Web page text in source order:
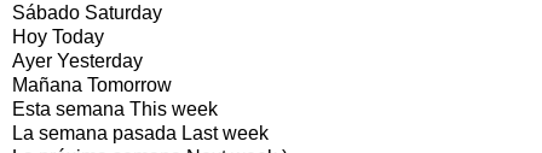
Sábado Saturday
Hoy Today
Ayer Yesterday
Mañana Tomorrow
Esta semana This week
La semana pasada Last week